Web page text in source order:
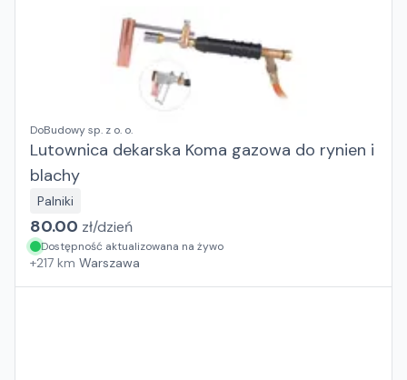
DoBudowy sp. z o. o.
Lutownica dekarska Koma gazowa do rynien i
blachy
Palniki
80.00 zł/dzień
Dostępność aktualizowana na żywo
+217 km Warszawa